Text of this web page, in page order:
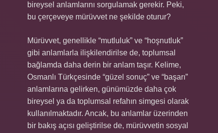
bireysel anlamlarını sorgulamak gerekir. Peki,
bu çerçeveye mürüvvet ne şekilde oturur?
Mürüvvet, genellikle “mutluluk” ve “hoşnutluk”
gibi anlamlarla ilişkilendirilse de, toplumsal
bağlamda daha derin bir anlam taşır. Kelime,
Osmanlı Türkçesinde “güzel sonuç” ve “başarı”
anlamlarına gelirken, günümüzde daha çok
bireysel ya da toplumsal refahın simgesi olarak
kullanılmaktadır. Ancak, bu anlamlar üzerinden
bir bakış açısı geliştirilse de, mürüvvetin sosyal